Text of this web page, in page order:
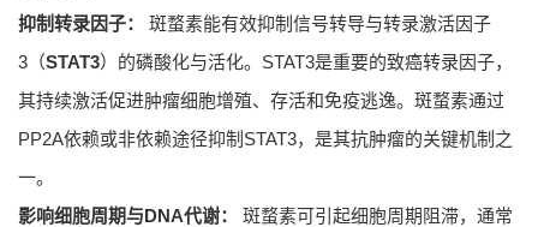
抑制转录因子：
斑蝥素能有效抑制信号转导与转录激活因子
3（STAT3）的磷酸化与活化。STAT3是重要的致癌转录因子，
其持续激活促进肿瘤细胞增殖、存活和免疫逃逸。斑蝥素通过
PP2A依赖或非依赖途径抑制STAT3，是其抗肿瘤的关键机制之
一。
影响细胞周期与DNA代谢：
斑蝥素可引起细胞周期阻滞，通常